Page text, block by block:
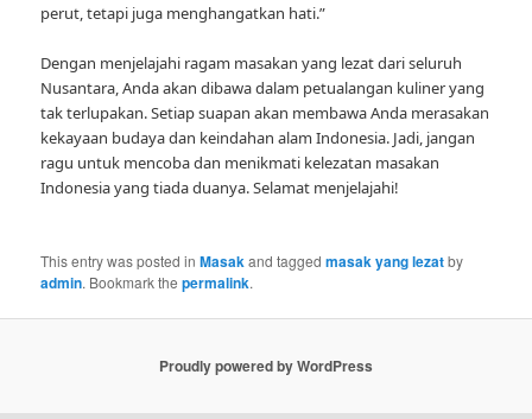
perut, tetapi juga menghangatkan hati.”
Dengan menjelajahi ragam masakan yang lezat dari seluruh
Nusantara, Anda akan dibawa dalam petualangan kuliner yang
tak terlupakan. Setiap suapan akan membawa Anda merasakan
kekayaan budaya dan keindahan alam Indonesia. Jadi, jangan
ragu untuk mencoba dan menikmati kelezatan masakan
Indonesia yang tiada duanya. Selamat menjelajahi!
This entry was posted inMasakand taggedmasak yang lezatby
admin. Bookmark thepermalink.
Proudly powered by WordPress